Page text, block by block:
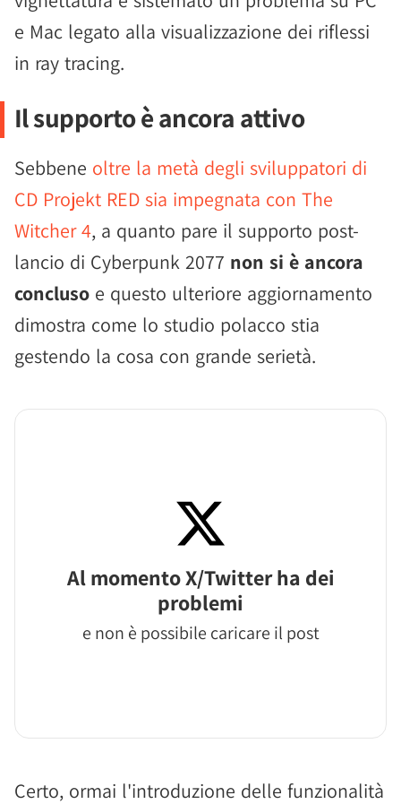
e Mac legato alla visualizzazione dei riflessi
in ray tracing.
Il supporto è ancora attivo
Sebbene oltre la metà degli sviluppatori di
CD Projekt RED sia impegnata con The
Witcher 4, a quanto pare il supporto post-
lancio di Cyberpunk 2077 non si è ancora
concluso e questo ulteriore aggiornamento
dimostra come lo studio polacco stia
gestendo la cosa con grande serietà.
Al momento X/Twitter ha dei
problemi
e non è possibile caricare il post
Certo, ormai l'introduzione delle funzionalità